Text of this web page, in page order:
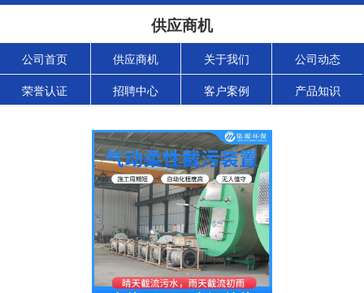
供应商机
公司首页 供应商机 关于我们 公司动态
荣誉认证 招聘中心 客户案例 产品知识